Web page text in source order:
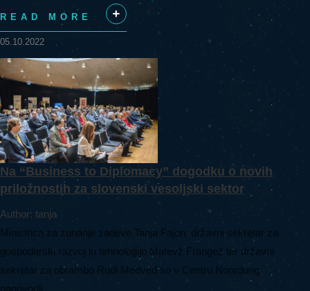
READ MORE
+
05.10.2022
Na “Business to Diplomacy” dogodku o novih
priložnostih za slovenski vesoljski sektor
Author: tanja
Ministrica za zunanje zadeve Tanja Fajon, državni sekretar za
gospodarski razvoj in tehnologijo Matevž Frangež ter državni
sekretar za obrambo Rudi Medved so v Centru Noordung
nagovorili...